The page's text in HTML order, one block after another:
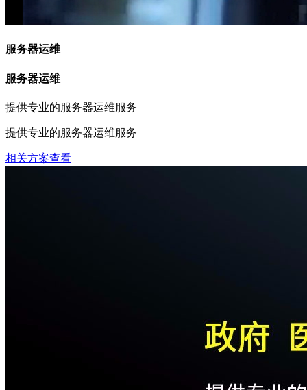
服务器运维
服务器运维
提供专业的服务器运维服务
提供专业的服务器运维服务
相关方案查看